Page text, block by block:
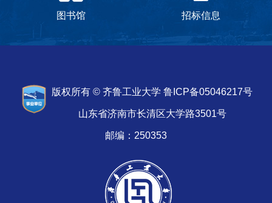
版权所有 © 齐鲁工业大学 鲁ICP备05046217号
邮编：250353